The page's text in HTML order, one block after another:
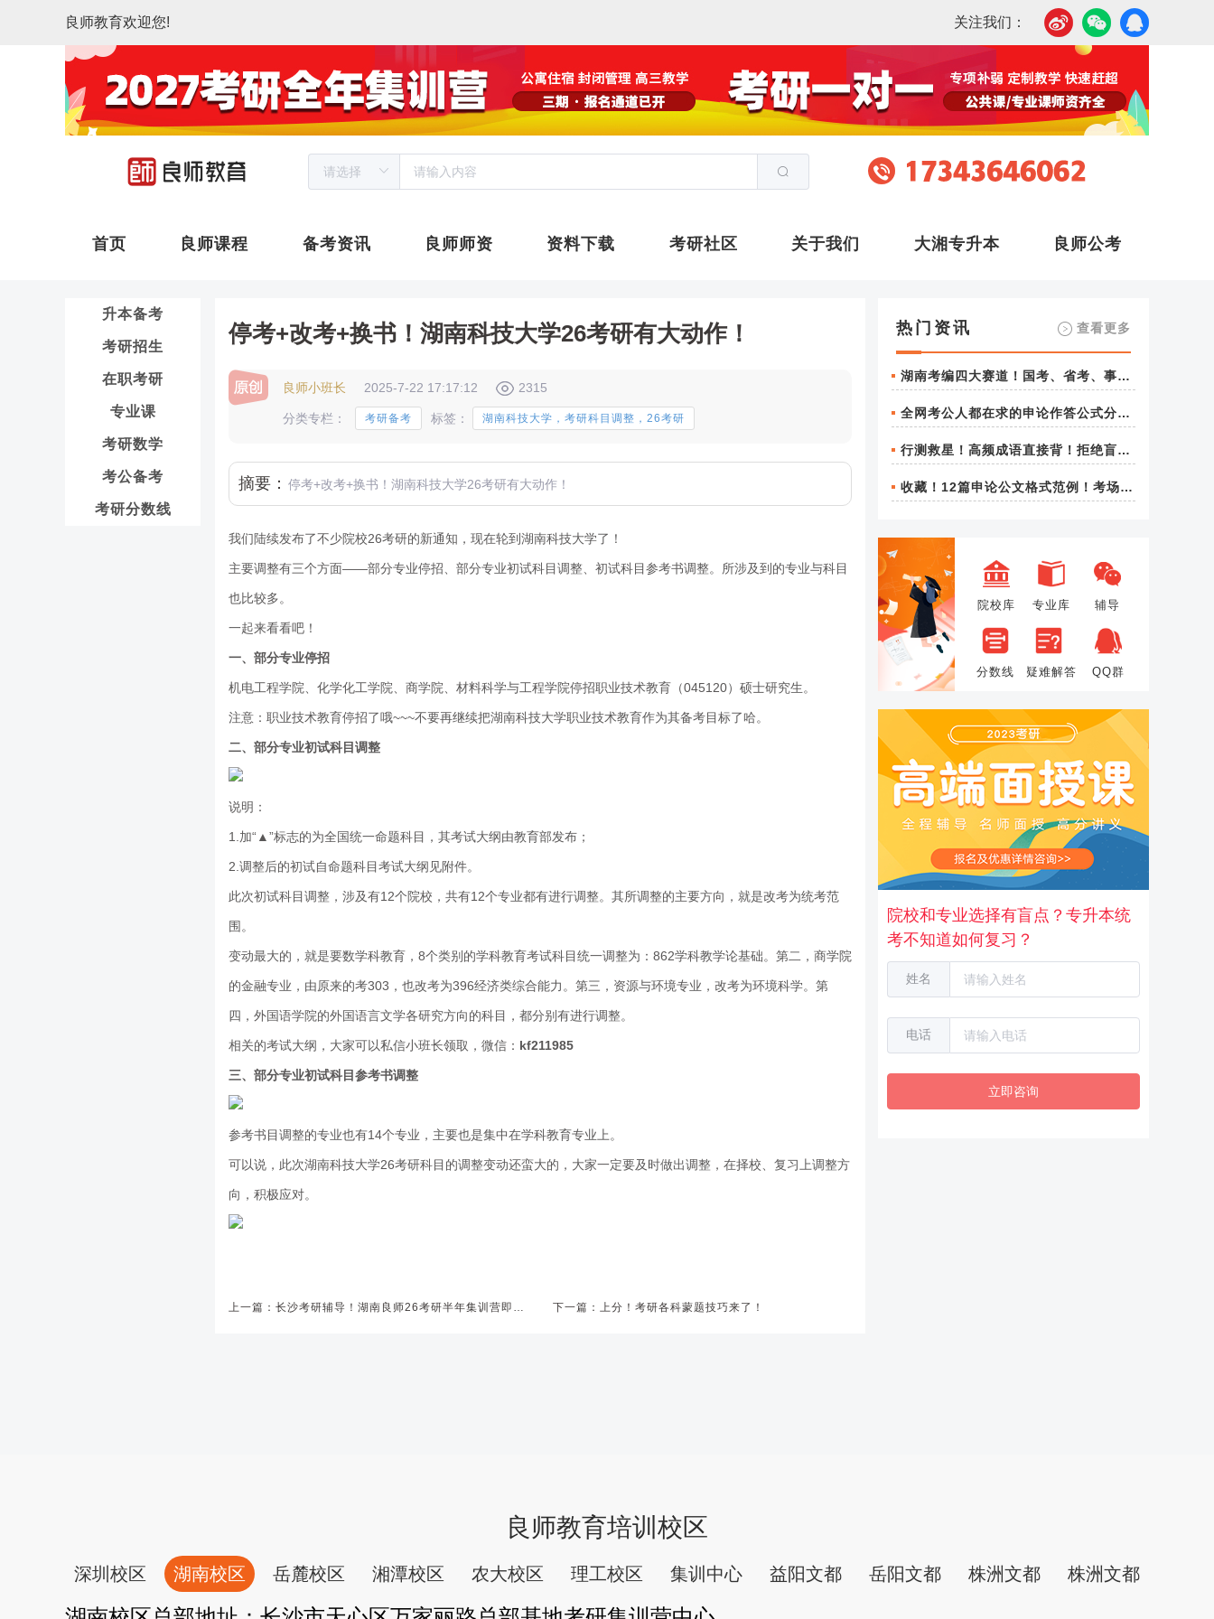
良师教育欢迎您! 关注我们：
首页 良师课程 备考资讯 良师师资 资料下载 考研社区 关于我们 大湘专升本 良师公考
升本备考
考研招生
在职考研
专业课
考研数学
考公备考
考研分数线
查看更多
热门资讯
湖南考编四大赛道！国考、省考、事业
地政策
全网考公人都在求的申论作答公式分
行测救星！高频成语直接背！拒绝盲目
刷题
收藏！12篇申论公文格式范例！考场直
院校库 专业库 辅导
分数线 疑难解答 QQ群
院校和专业选择有盲点？专升本统
考不知道如何复习？
姓名
电话
立即咨询
停考+改考+换书！湖南科技大学26考研有大动作！
良师小班长 2025-7-22 17:17:12 2315
分类专栏： 考研备考 标签： 湖南科技大学，考研科目调整，26考研
摘要： 停考+改考+换书！湖南科技大学26考研有大动作！
我们陆续发布了不少院校26考研的新通知，现在轮到湖南科技大学了！
主要调整有三个方面——部分专业停招、部分专业初试科目调整、初试科目参考书调整。所涉及到的专业与科目
也比较多。
一起来看看吧！
一、 部分专业停招
机电工程学院、化学化工学院、商学院、材料科学与工程学院停招职业技术教育（045120）硕士研究生。
注意：职业技术教育停招了哦~~~不要再继续把湖南科技大学职业技术教育作为其备考目标了哈。
二、部分专业初试科目调整
说明：
1.加“▲”标志的为全国统一命题科目，其考试大纲由教育部发布；
2.调整后的初试自命题科目考试大纲见附件。
此次初试科目调整，涉及有12个院校，共有12个专业都有进行调整。其所调整的主要方向，就是改考为统考范
围。
变动最大的，就是要数学科教育，8个类别的学科教育考试科目统一调整为：862学科教学论基础。第二，商学院
的金融专业，由原来的考303，也改考为396经济类综合能力。第三，资源与环境专业，改考为环境科学。第
四，外国语学院的外国语言文学各研究方向的科目，都分别有进行调整。
相关的考试大纲，大家可以私信小班长领取，微信： kf211985
三、部分专业初试科目参考书调整
参考书目调整的专业也有14个专业，主要也是集中在学科教育专业上。
可以说，此次湖南科技大学26考研科目的调整变动还蛮大的，大家一定要及时做出调整，在择校、复习上调整方
向，积极应对。
上一篇：长沙考研辅导！湖南良师26考研半年集训营即将开营！ 下一篇：上分！考研各科蒙题技巧来了！
良师教育培训校区
深圳校区 湖南校区 岳麓校区 湘潭校区 农大校区 理工校区 集训中心 益阳文都 岳阳文都 株洲文都 株洲文都